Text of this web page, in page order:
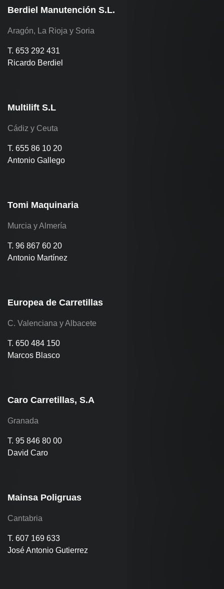
Berdiel Manutención S.L.
Aragón, La Rioja y Soria
T. 653 292 431
Ricardo Berdiel
Multilift S.L
Cádiz y Ceuta
T. 655 86 10 20
Antonio Gallego
Tomi Maquinaria
Murcia y Almería
T. 96 867 60 20
Antonio Martínez
Europea de Carretillas
C. Valenciana y Albacete
T. 650 484 150
Marcos Blasco
Caro Carretillas, S.A
Granada
T. 95 846 80 00
David Caro
Mainsa Poligruas
Cantabria
T. 607 169 633
José Antonio Gutierrez